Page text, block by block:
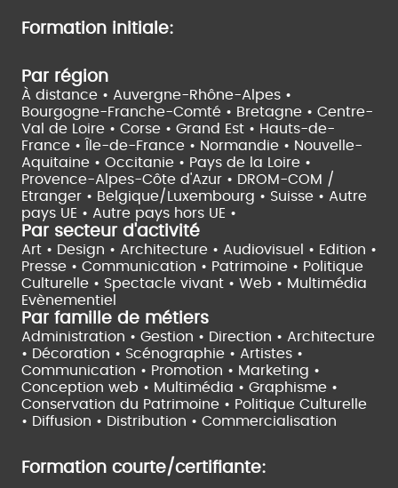
Formation initiale:
Par région
À distance • Auvergne-Rhône-Alpes •
Bourgogne-Franche-Comté • Bretagne • Centre-
Val de Loire • Corse • Grand Est • Hauts-de-
France •
Île-de-France • Normandie • Nouvelle-
Aquitaine • Occitanie • Pays de la Loire •
Provence-Alpes-Côte d'Azur • DROM-COM /
Etranger • Belgique/Luxembourg • Suisse • Autre
pays UE • Autre pays hors UE •
Par secteur d'activité
Art • Design • Architecture • Audiovisuel • Edition •
Presse • Communication • Patrimoine • Politique
Culturelle • Spectacle vivant • Web • Multimédia
Evènementiel
Par famille de métiers
Administration • Gestion • Direction • Architecture
• Décoration • Scénographie • Artistes •
Communication • Promotion • Marketing •
Conception web • Multimédia • Graphisme •
Conservation du Patrimoine • Politique Culturelle
• Diffusion • Distribution • Commercialisation
Formation courte/certifiante: